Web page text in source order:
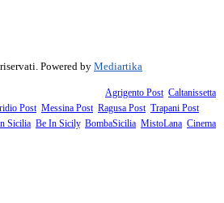
Powered by Mediartika
Agrigento Post, Caltanissetta
Post, Messina Post, Ragusa Post, Trapani Post,
Sicilia Be In Sicily, BombaSicilia MistoLana Cinema